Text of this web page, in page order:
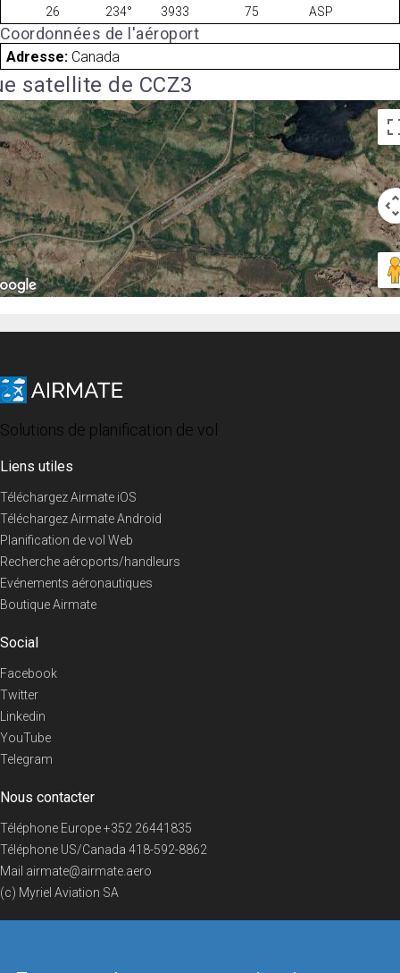
26
234° 3933 75 ASP
Coordonnées de l'aéroport
Adresse: Canada
satellite de CCZ3
Solutions de planification de vol
Liens utiles
Téléchargez Airmate iOS
Téléchargez Airmate Android
Planification de vol Web
Recherche aéroports/handleurs
Evénements aéronautiques
Boutique Airmate
Social
Facebook
Twitter
Linkedin
YouTube
Telegram
Nous contacter
Téléphone Europe+352 26441835
Téléphone US/Canada 418-592-8862
Mail airmate@airmate.aero
(c) Myriel Aviation SA